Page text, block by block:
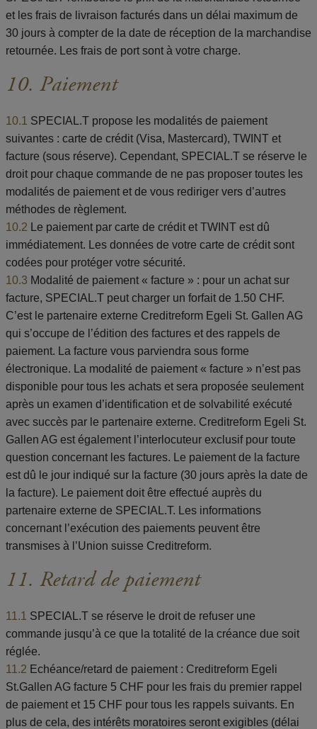
et les frais de livraison facturés dans un délai maximum de
30 jours à compter de la date de réception de la marchandise
retournée. Les frais de port sont à votre charge.
10. Paiement
10.1 SPECIAL.T propose les modalités de paiement
suivantes : carte de crédit (Visa, Mastercard), TWINT et
facture (sous réserve). Cependant, SPECIAL.T se réserve le
droit pour chaque commande de ne pas proposer toutes les
modalités de paiement et de vous rediriger vers d’autres
méthodes de règlement.
10.2 Le paiement par carte de crédit et TWINT est dû
immédiatement. Les données de votre carte de crédit sont
codées pour protéger votre sécurité.
10.3 Modalité de paiement « facture » : pour un achat sur
facture, SPECIAL.T peut charger un forfait de 1.50 CHF.
C’est le partenaire externe Creditreform Egeli St. Gallen AG
qui s’occupe de l’édition des factures et des rappels de
paiement. La facture vous parviendra sous forme
électronique. La modalité de paiement « facture » n’est pas
disponible pour tous les achats et sera proposée seulement
après un examen d’identification et de solvabilité exécuté
avec succès par le partenaire externe. Creditreform Egeli St.
Gallen AG est également l’interlocuteur exclusif pour toute
question concernant les factures. Le paiement de la facture
est dû le jour indiqué sur la facture (30 jours après la date de
la facture). Le paiement doit être effectué auprès du
partenaire externe de SPECIAL.T. Les informations
concernant l’exécution des paiements peuvent être
transmises à l’Union suisse Creditreform.
11. Retard de paiement
11.1 SPECIAL.T se réserve le droit de refuser une
commande jusqu’à ce que la totalité de la créance due soit
réglée.
11.2 Echéance/retard de paiement : Creditreform Egeli
St.Gallen AG facture 5 CHF pour les frais du premier rappel
de paiement et 15 CHF pour tous les rappels suivants. En
plus de cela, des intérêts moratoires seront exigibles (délai